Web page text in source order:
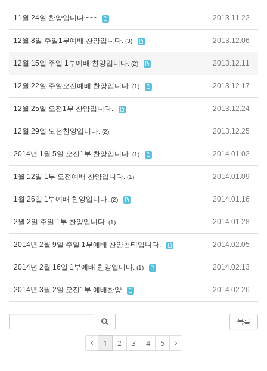
11월 24일 찬양입니다~~~ 2013.11.22
12월 8일 주일1부예배 찬양입니다. (3) 2013.12.06
12월 15일 주일 1부예배 찬양입니다. (2) 2013.12.11
12월 22일 주일오전예배 찬양입니다. (1) 2013.12.17
12월 25일 오전1부 찬양입니다. 2013.12.24
12월 29일 오전찬양입니다. (2) 2013.12.25
2014년 1월 5일 오전1부 찬양입니다. (1) 2014.01.02
1월 12일 1부 오전예배 찬양입니다. (1) 2014.01.09
1월 26일 1부예배 찬양입니다. (2) 2014.01.16
2월 2일 주일 1부 찬양입니다. (1) 2014.01.28
2014년 2월 9일 주일 1부예배 찬양콘티입니다. 2014.02.05
2014년 2월 16일 1부예배 찬양입니다. (1) 2014.02.13
2014년 3월 2일 오전1부 예배찬양 2014.02.26
목록
1 2 3 4 5